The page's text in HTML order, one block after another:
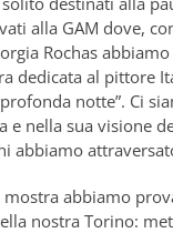
alla GAM dove,
Rochas
dedicata al pittore
notte”. Ci
e nella sua visione
abbiamo
abbiamo
nostra Torino: